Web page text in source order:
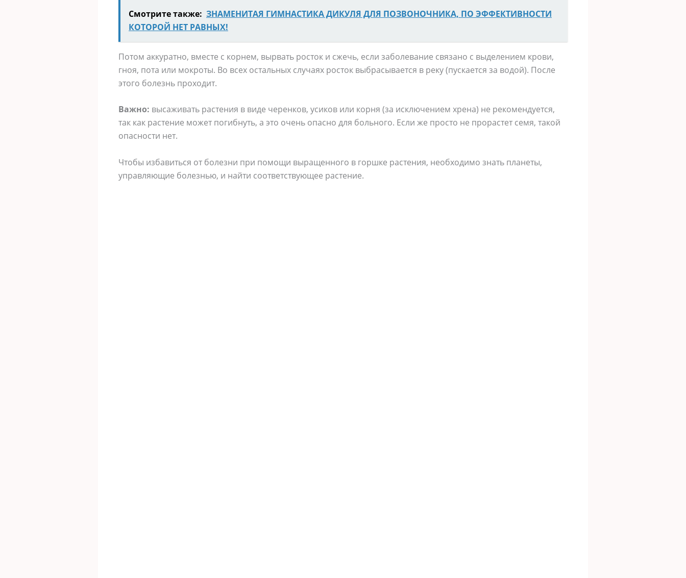
Смотрите также: ЗНАМЕНИТАЯ ГИМНАСТИКА ДИКУЛЯ ДЛЯ ПОЗВОНОЧНИКА, ПО ЭФФЕКТИВНОСТИ
КОТОРОЙ НЕТ РАВНЫХ!
Потом аккуратно, вместе с корнем, вырвать росток и сжечь, если заболевание связано с выделением крови,
гноя, пота или мокроты. Во всех остальных случаях росток выбрасывается в реку (пускается за водой). После
этого болезнь проходит.
Важно: высаживать растения в виде черенков, усиков или корня (за исключением хрена) не рекомендуется,
так как растение может погибнуть, а это очень опасно для больного. Если же просто не прорастет семя, такой
опасности нет.
Чтобы избавиться от болезни при помощи выращенного в горшке растения, необходимо знать планеты,
управляющие болезнью, и найти соответствующее растение.